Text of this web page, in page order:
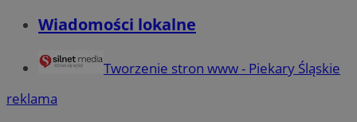
Wiadomości lokalne
Tworzenie stron www - Piekary Śląskie
reklama